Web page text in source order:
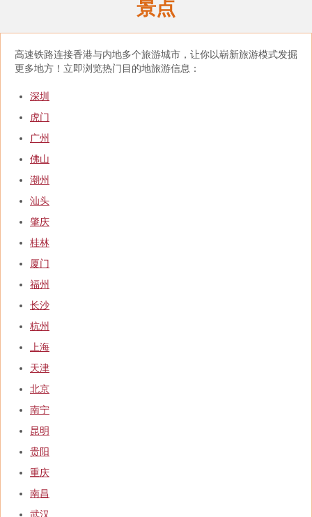
景点
高速铁路连接香港与内地多个旅游城市，让你以崭新旅游模式发掘
更多地方！立即浏览热门目的地旅游信息：
深圳
虎门
广州
佛山
潮州
汕头
肇庆
桂林
厦门
福州
长沙
杭州
上海
天津
北京
南宁
昆明
贵阳
重庆
南昌
武汉